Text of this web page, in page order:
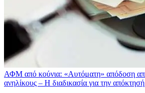
ΑΦΜ από κούνια: «Αυτόματη» απόδοση
ανηλίκους – Η διαδικασία για την